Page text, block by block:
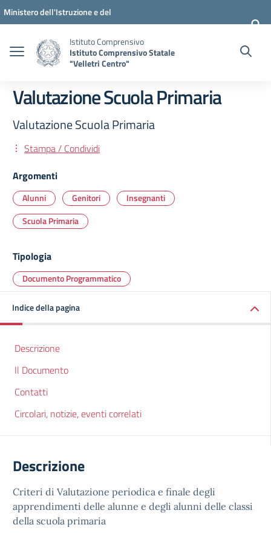
Vai ai contenuti
Vai al menu di navigazione
Vai al footer
Ministero dell'Istruzione e del
Istituto Comprensivo
Istituto Comprensivo Statale
"Velletri Centro"
Valutazione Scuola Primaria
Valutazione Scuola Primaria
Stampa / Condividi
Argomenti
Alunni Genitori
Insegnanti
Scuola Primaria
Tipologia
Documento Programmatico
Indice della pagina
Descrizione
Il Documento
Contatti
Circolari, notizie, eventi correlati
Descrizione
Criteri di Valutazione periodica e finale degli
apprendimenti delle alunne e degli alunni delle classi
della scuola primaria